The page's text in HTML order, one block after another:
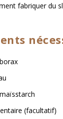
fabriquer du
(facultatif)